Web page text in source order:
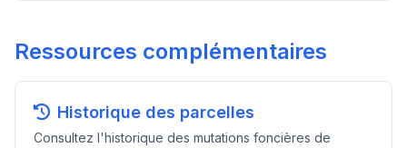
Ressources complémentaires
Historique des parcelles
Consultez l'historique des mutations foncières de